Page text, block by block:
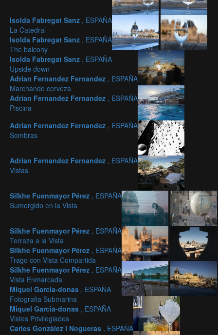
Isolda Fabregat Sanz , ESPAÑA
La Catedral
Isolda Fabregat Sanz , ESPAÑA
The balcony
Isolda Fabregat Sanz , ESPAÑA
Upside down
Adrian Fernandez Fernandez , ESPAÑA
Marchando cerveza
Adrian Fernandez Fernandez , ESPAÑA
Piscina
Adrian Fernandez Fernandez , ESPAÑA
Sombras
Adrian Fernandez Fernandez , ESPAÑA
Vistas
Silkhe Fuenmayor Pérez , ESPAÑA
Sumergido en la Vista
Silkhe Fuenmayor Pérez , ESPAÑA
Terraza a la Vista
Silkhe Fuenmayor Pérez , ESPAÑA
Trago con Vista Compartida
Silkhe Fuenmayor Pérez , ESPAÑA
Vista Enmarcada
Miquel Garcia-donas , ESPAÑA
Fotografia Submarina
Miquel Garcia-donas , ESPAÑA
Vistes Privilegiades
Carles Gonzàlez I Nogueras , ESPAÑA